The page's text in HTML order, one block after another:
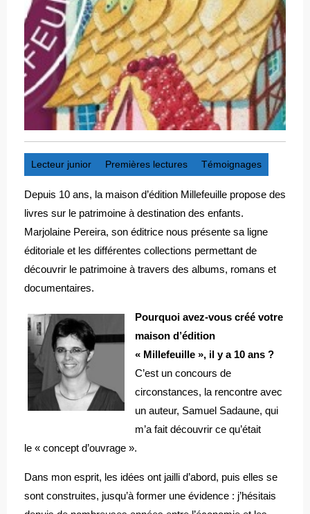
Lecteur junior Premières lectures Témoignages
Depuis 10 ans, la maison d’édition Millefeuille propose des
livres sur le patrimoine à destination des enfants.
Marjolaine Pereira, son éditrice nous présente sa ligne
éditoriale et les différentes collections permettant de
découvrir le patrimoine à travers des albums, romans et
documentaires.
Pourquoi avez-vous créé votre
maison d’édition
« Millefeuille », il y a 10 ans ?
C’est un concours de
circonstances, la rencontre avec
un auteur, Samuel Sadaune, qui
m’a fait découvrir ce qu’était
le « concept d’ouvrage ».
Dans mon esprit, les idées ont jailli d’abord, puis elles se
sont construites, jusqu’à former une évidence : j’hésitais